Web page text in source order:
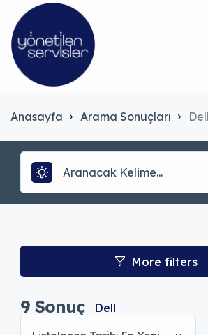
Anasayfa Arama Sonuçları Dell
More filters
9 Sonuç
Dell